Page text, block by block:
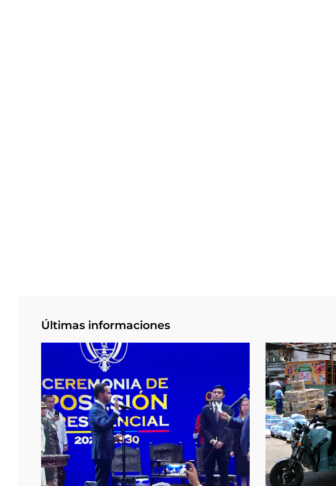
Últimas informaciones